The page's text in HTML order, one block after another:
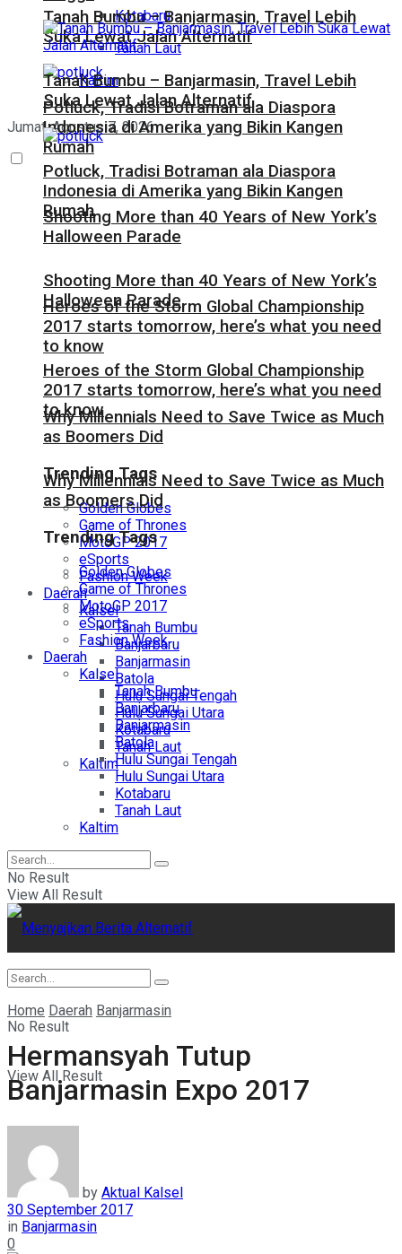
Kotabaru
Tanah Laut
Kaltim
Jumat, Agustus 7, 2026
Tanah Bumbu – Banjarmasin, Travel Lebih
Suka Lewat Jalan Alternatif
Potluck, Tradisi Botraman ala Diaspora
Indonesia di Amerika yang Bikin Kangen
Rumah
Shooting More than 40 Years of New York’s
Halloween Parade
Heroes of the Storm Global Championship
2017 starts tomorrow, here’s what you need
to know
Why Millennials Need to Save Twice as Much
as Boomers Did
Trending Tags
Golden Globes
Game of Thrones
MotoGP 2017
eSports
Fashion Week
Daerah
Kalsel
Tanah Bumbu
Banjarbaru
Banjarmasin
Batola
Hulu Sungai Tengah
Hulu Sungai Utara
Kotabaru
Tanah Laut
Kaltim
Tanah Bumbu – Banjarmasin, Travel Lebih
Suka Lewat Jalan Alternatif
Potluck, Tradisi Botraman ala Diaspora
Indonesia di Amerika yang Bikin Kangen
Rumah
Shooting More than 40 Years of New York’s
Halloween Parade
Heroes of the Storm Global Championship
2017 starts tomorrow, here’s what you need
to know
Why Millennials Need to Save Twice as Much
as Boomers Did
Trending Tags
Golden Globes
Game of Thrones
MotoGP 2017
eSports
Fashion Week
Daerah
Kalsel
Tanah Bumbu
Banjarbaru
Banjarmasin
Batola
Hulu Sungai Tengah
Hulu Sungai Utara
Kotabaru
Tanah Laut
Kaltim
No Result
View All Result
No Result
View All Result
Home Daerah Banjarmasin
Hermansyah Tutup
Banjarmasin Expo 2017
by Aktual Kalsel
30 September 2017
in Banjarmasin
0